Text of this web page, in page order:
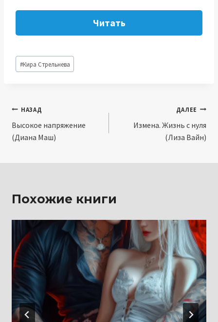
Читать
Метки
записи:
#Кира Стрельнева
Навигация
по
НАЗАД
Высокое напряжение
(Диана Маш)
ДАЛЕЕ
Измена. Жизнь с нуля
(Лиза Вайн)
Похожие книги